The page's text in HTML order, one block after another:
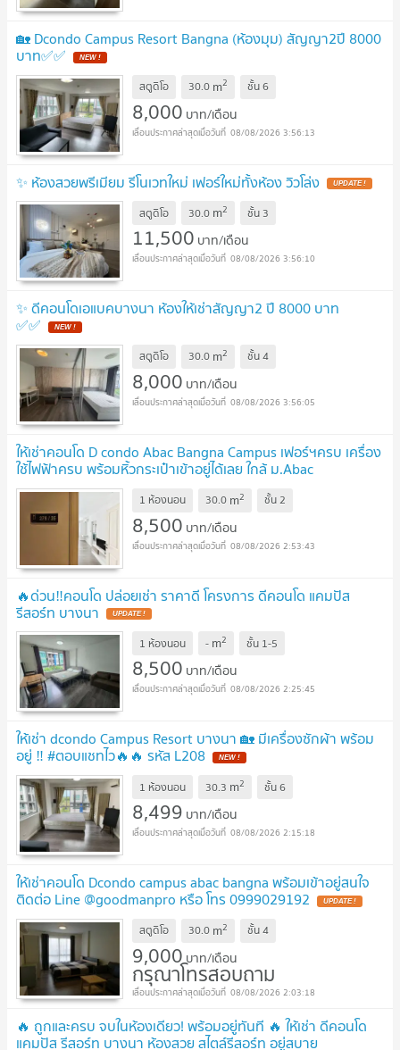
🏡 Dcondo Campus Resort Bangna (ห้องมุม) สัญญา2ปี 8000
บาท✅✅
สตูดิโอ 30.0 m2 ชั้น6
8,000 บาท/เดือน
08/08/2026 3:56:13
✨ ห้องสวยพรีเมียม รีโนเวทใหม่ เฟอร์ใหม่ทั้งห้อง วิวโล่ง
สตูดิโอ 30.0 m2 ชั้น 3
11,500 บาท/เดือน
08/08/2026 3:56:10
✨ ดีคอนโดเอแบคบางนา ห้องให้เช่าสัญญา2 ปี 8000 บาท
✅✅
สตูดิโอ 30.0 m2 ชั้น4
8,000 บาท/เดือน
08/08/2026 3:56:05
ให้เช่าคอนโด D condo Abac Bangna Campus เฟอร์ฯครบ เครื่อง
ใช้ไฟฟ้าครบ พร้อมหิ้วกระเป๋าเข้าอยู่ได้เลย ใกล้ ม.Abac
บางนา
1 ห้องนอน 30.0 m2 ชั้น2
8,500 บาท/เดือน
08/08/2026 2:53:43
🔥ด่วน‼️คอนโด ปล่อยเช่า ราคาดี โครงการ​ ดีคอนโด แคมปัส
รีสอร์ท​ บางนา
1 ห้องนอน - m2 ชั้น 1-5
8,500 บาท/เดือน
08/08/2026 2:25:45
ให้เช่า dcondo Campus Resort บางนา 🏡 มีเครื่องซักผ้า พร้อม
อยู่ ‼️ #ตอบแชทไว🔥🔥 รหัส L208
1 ห้องนอน 30.3 m2 ชั้น6
8,499 บาท/เดือน
08/08/2026 2:15:18
ให้เช่าคอนโด Dcondo campus abac bangna พร้อมเข้าอยู่สนใจ
ติดต่อ Line @goodmanpro หรือ โทร 0999029192
สตูดิโอ 30.0 m2 ชั้น4
9,000บาท/เดือน
กรุณาโทรสอบถาม
08/08/2026 2:03:18
🔥 ถูกและครบ จบในห้องเดียว! พร้อมอยู่ทันที 🔥 ให้เช่า ดีคอนโด
แคมปัส รีสอร์ท บางนา ห้องสวย สไตล์รีสอร์ท อยู่สบาย